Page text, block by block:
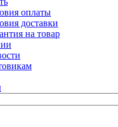
оплаты
доставки
на товар